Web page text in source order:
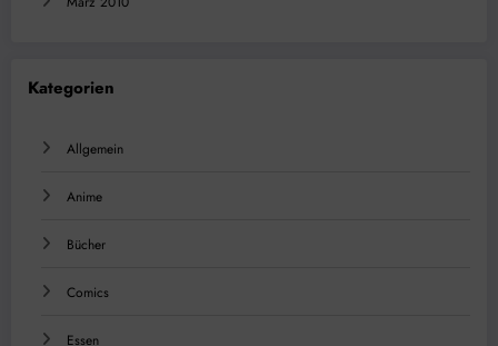
Kategorien
Allgemein
Anime
Bücher
Comics
Essen